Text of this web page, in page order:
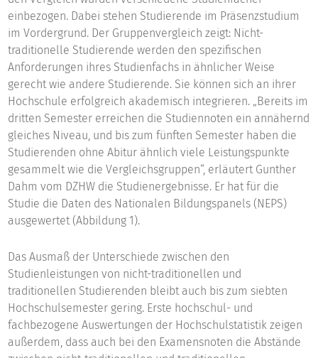
einbezogen. Dabei stehen Studierende im Präsenzstudium
im Vordergrund. Der Gruppenvergleich zeigt: Nicht-
traditionelle Studierende werden den spezifischen
Anforderungen ihres Studienfachs in ähnlicher Weise
gerecht wie andere Studierende. Sie können sich an ihrer
Hochschule erfolgreich akademisch integrieren. „Bereits im
dritten Semester erreichen die Studiennoten ein annähernd
gleiches Niveau, und bis zum fünften Semester haben die
Studierenden ohne Abitur ähnlich viele Leistungspunkte
gesammelt wie die Vergleichsgruppen“, erläutert Gunther
Dahm vom DZHW die Studienergebnisse. Er hat für die
Studie die Daten des Nationalen Bildungspanels (NEPS)
ausgewertet (Abbildung 1).
Das Ausmaß der Unterschiede zwischen den
Studienleistungen von nicht-traditionellen und
traditionellen Studierenden bleibt auch bis zum siebten
Hochschulsemester gering. Erste hochschul- und
fachbezogene Auswertungen der Hochschulstatistik zeigen
außerdem, dass auch bei den Examensnoten die Abstände